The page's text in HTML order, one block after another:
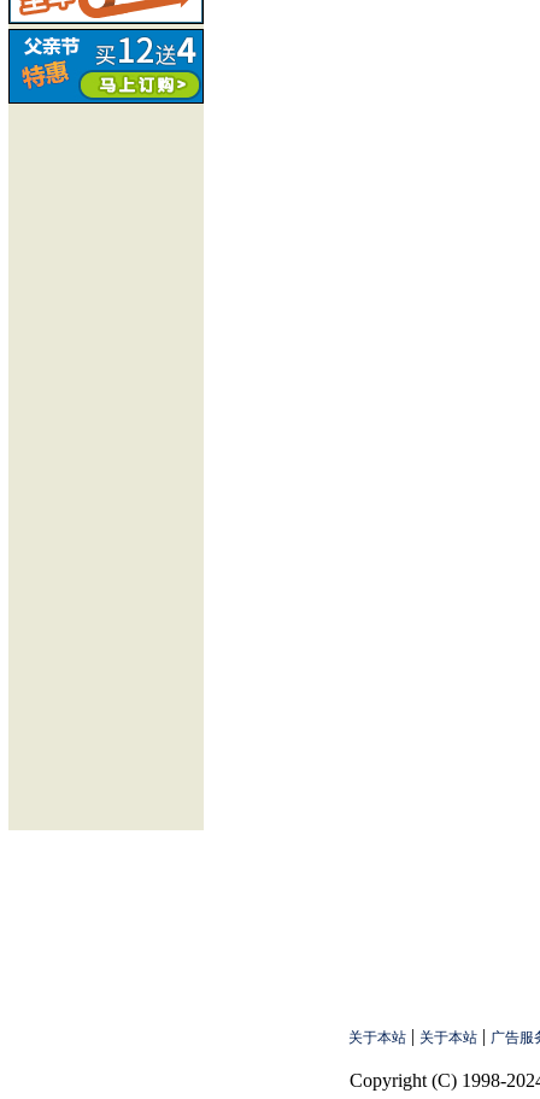
关于本站 | 关于本站 | 广告服
Copyright (C) 1998-